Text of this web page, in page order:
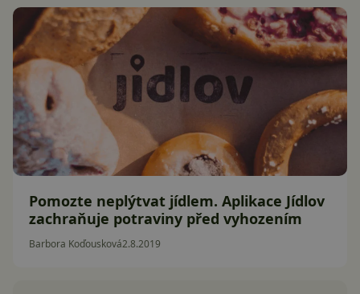
Pomozte neplýtvat jídlem. Aplikace Jídlov
zachraňuje potraviny před vyhozením
Barbora Koďousková2.8.2019